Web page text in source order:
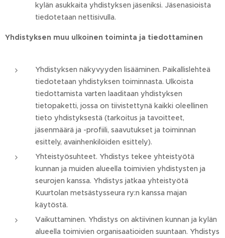
kylän asukkaita yhdistyksen jäseniksi. Jäsenasioista
tiedotetaan nettisivulla.
Yhdistyksen muu ulkoinen toiminta ja tiedottaminen
Yhdistyksen näkyvyyden lisääminen. Paikallislehteä
tiedotetaan yhdistyksen toiminnasta. Ulkoista
tiedottamista varten laaditaan yhdistyksen
tietopaketti, jossa on tiivistettynä kaikki oleellinen
tieto yhdistyksestä (tarkoitus ja tavoitteet,
jäsenmäärä ja -profiili, saavutukset ja toiminnan
esittely, avainhenkilöiden esittely).
Yhteistyösuhteet. Yhdistys tekee yhteistyötä
kunnan ja muiden alueella toimivien yhdistysten ja
seurojen kanssa. Yhdistys jatkaa yhteistyötä
Kuurtolan metsästysseura ry:n kanssa majan
käytöstä.
Vaikuttaminen. Yhdistys on aktiivinen kunnan ja kylän
alueella toimivien organisaatioiden suuntaan. Yhdistys